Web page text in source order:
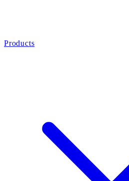
Products